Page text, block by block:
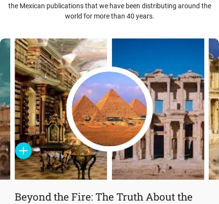
the Mexican publications that we have been distributing around the
world for more than 40 years.
Beyond the Fire: The Truth About the